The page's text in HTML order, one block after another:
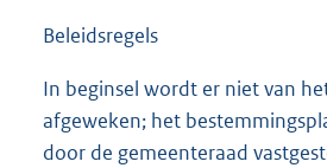
Beleidsregels
In beginsel wordt er niet van
afgeweken; het
door de gemeenteraad